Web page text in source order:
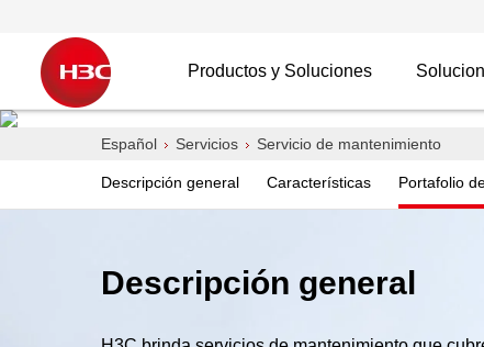
Productos y Soluciones
Servicio de
Brindar servicios de mantenimiento
Español Servicios Servicio de mantenimiento
Descripción general Características Portafolio
Descripción general